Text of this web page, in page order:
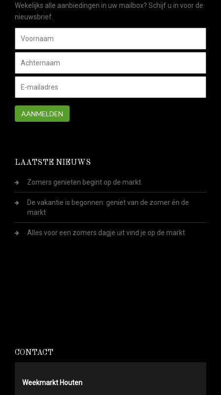
Wekelijks alle aanbiedingen in uw mailbox? Schijf u in voor de
nieuwsbrief.
AANMELDEN
LAATSTE NIEUWS
Zomers genieten begint op de markt
De vakantie is begonnen: geniet van de zomer én de
markt
Alles voor een zomers dagje uit vind je op de markt
CONTACT
Weekmarkt Houten